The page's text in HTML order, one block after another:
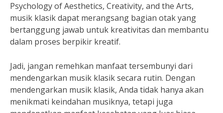
Psychology of Aesthetics, Creativity, and the Arts,
musik klasik dapat merangsang bagian otak yang
bertanggung jawab untuk kreativitas dan membantu
dalam proses berpikir kreatif.
Jadi, jangan remehkan manfaat tersembunyi dari
mendengarkan musik klasik secara rutin. Dengan
mendengarkan musik klasik, Anda tidak hanya akan
menikmati keindahan musiknya, tetapi juga